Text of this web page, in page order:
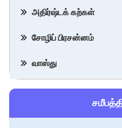
அதிர்ஷ்டக் கற்கள்
சோழிப் பிரசன்னம்
வாஸ்து